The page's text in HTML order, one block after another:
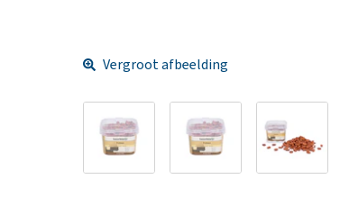
Vergroot afbeelding